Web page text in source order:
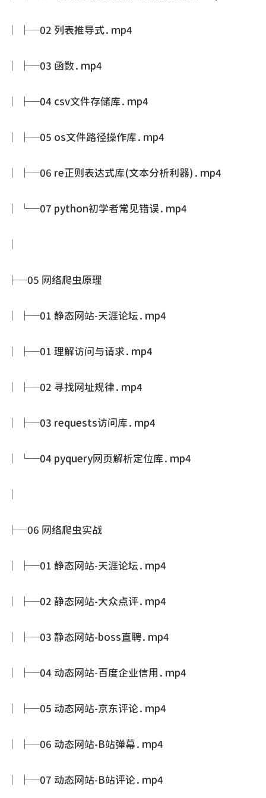
│ ├─02 列表推导式.mp4
│ ├─03 函数.mp4
│ ├─04 csv文件存储库.mp4
│ ├─05 os文件路径操作库.mp4
│ ├─06 re正则表达式库(文本分析利器).mp4
│ └─07 python初学者常见错误.mp4
├─05 网络爬虫原理
│ ├─01 静态网站-天涯论坛.mp4
│ ├─01 理解访问与请求.mp4
│ ├─02 寻找网址规律.mp4
│ ├─03 requests访问库.mp4
│ └─04 pyquery网页解析定位库.mp4
├─06 网络爬虫实战
│ ├─01 静态网站-天涯论坛.mp4
│ ├─02 静态网站-大众点评.mp4
│ ├─03 静态网站-boss直聘.mp4
│ ├─04 动态网站-百度企业信用.mp4
│ ├─05 动态网站-京东评论.mp4
│ ├─06 动态网站-B站弹幕.mp4
│ ├─07 动态网站-B站评论.mp4